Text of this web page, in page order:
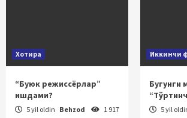
Хотира
“Буюк режиссёрлар”
ишдами?
5 yil oldin Behzod 1 917
Иккинчи
Бугунги
5 yil